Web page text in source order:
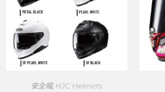
安全帽, HJC Helmets